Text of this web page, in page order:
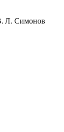
Л. Симонов